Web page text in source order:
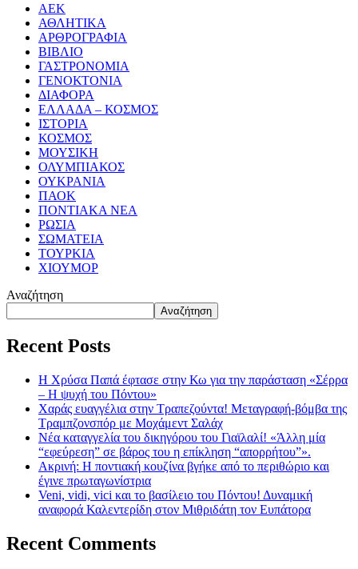
ΑΕΚ
ΑΘΛΗΤΙΚΑ
ΑΡΘΡΟΓΡΑΦΙΑ
ΒΙΒΛΙΟ
ΓΑΣΤΡΟΝΟΜΙΑ
ΓΕΝΟΚΤΟΝΙΑ
ΔΙΑΦΟΡΑ
ΕΛΛΑΔΑ – ΚΟΣΜΟΣ
ΙΣΤΟΡΙΑ
ΚΟΣΜΟΣ
ΜΟΥΣΙΚΗ
ΟΛΥΜΠΙΑΚΟΣ
ΟΥΚΡΑΝΙΑ
ΠΑΟΚ
ΠΟΝΤΙΑΚΑ ΝΕΑ
ΡΩΣΙΑ
ΣΩΜΑΤΕΙΑ
ΤΟΥΡΚΙΑ
ΧΙΟΥΜΟΡ
Αναζήτηση
Αναζήτηση
Recent Posts
Η Χρύσα Παπά έφτασε στην Κω για την παράσταση «Σέρρα
– Η ψυχή του Πόντου»
Χαράς ευαγγέλια στην Τραπεζούντα! Μεταγραφή-βόμβα της
Τραμπζονσπόρ με Μοχάμεντ Σαλάχ
Νέα καταγγελία του δικηγόρου του Γιαϊλαλί! «Άλλη μία
“εφεύρεση” σε βάρος του η επίκληση “απορρήτου”».
Ακρινή: Η ποντιακή κουζίνα βγήκε από το περιθώριο και
έγινε πρωταγωνίστρια
Veni, vidi, vici και το βασίλειο του Πόντου! Δυναμική
αναφορά Καλεντερίδη στον Μιθριδάτη τον Ευπάτορα
Recent Comments